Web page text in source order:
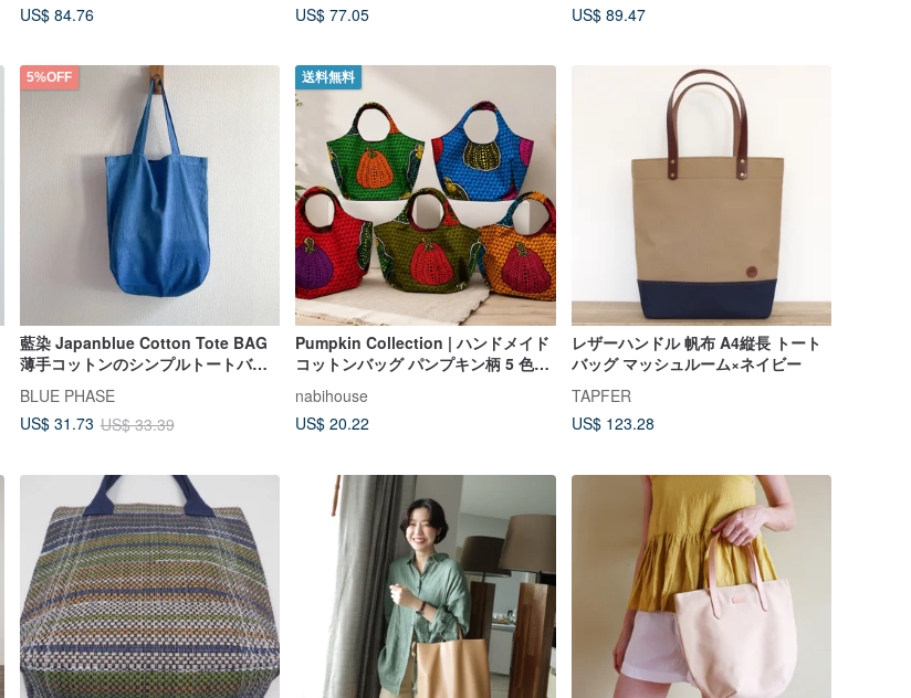
US$ 84.76
US$ 77.05
US$ 89.47
5%OFF
藍染 Japanblue Cotton Tote BAG
薄手コットンのシンプルトートバッ
BLUE PHASE
US$ 31.73 US$ 33.39
送料無料
Pumpkin Collection | ハンドメイド
コットンバッグ パンプキン柄 5 色展
nabihouse
US$ 20.22
レザーハンドル 帆布 A4縦長 トート
バッグ マッシュルーム×ネイビー
TAPFER
US$ 123.28